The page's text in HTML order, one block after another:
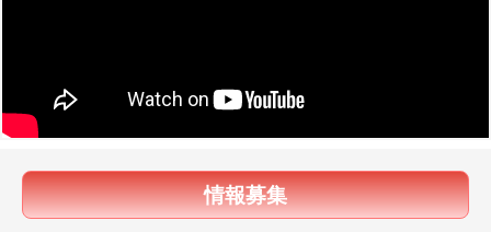
情報募集